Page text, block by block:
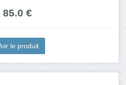
85.0 €
le produit